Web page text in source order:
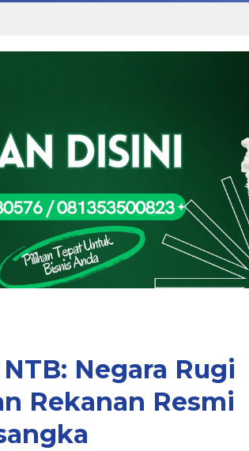
Negara Rugi
Rekanan Resmi